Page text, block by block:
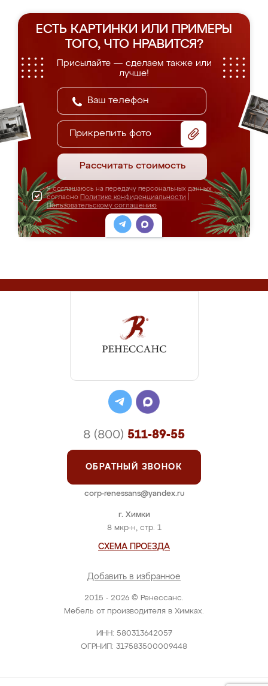
ЕСТЬ КАРТИНКИ ИЛИ ПРИМЕРЫ
ТОГО, ЧТО НРАВИТСЯ?
Присылайте — сделаем также или
лучше!
Прикрепить фото
Рассчитать стоимость
Я соглашаюсь на передачу персональных данных
согласно Политике конфиденциальности
Пользовательскому соглашению
2015 - 2026 © Ренессанс.
Мебель от производителя в Химках.
ИНН: 580313642057
ОГРНИП: 317583500009448
г. Химки
8 мкр-н, стр. 1
СХЕМА ПРОЕЗДА
Добавить в избранное
8 (800) 511-89-55
ОБРАТНЫЙ ЗВОНОК
corp-renessans@yandex.ru